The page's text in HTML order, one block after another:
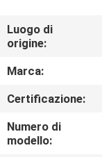
DI
NOI
VISITA
ALLA
FABBRICA
Luogo di
origine:
Marca:
Certificazione:
Numero di
modello: